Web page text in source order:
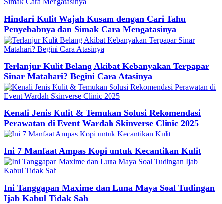
Hindari Kulit Wajah Kusam dengan Cari Tahu
Penyebabnya dan Simak Cara Mengatasinya
Terlanjur Kulit Belang Akibat Kebanyakan Terpapar
Sinar Matahari? Begini Cara Atasinya
Kenali Jenis Kulit & Temukan Solusi Rekomendasi
Perawatan di Event Wardah Skinverse Clinic 2025
Ini 7 Manfaat Ampas Kopi untuk Kecantikan Kulit
Ini Tanggapan Maxime dan Luna Maya Soal Tudingan
Ijab Kabul Tidak Sah